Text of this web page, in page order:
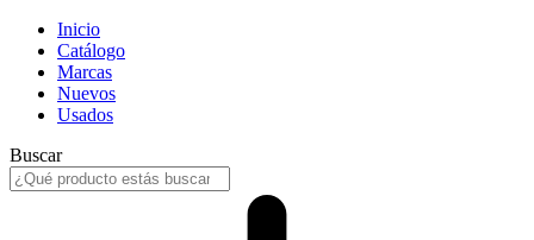
Inicio
Catálogo
Marcas
Nuevos
Usados
Buscar